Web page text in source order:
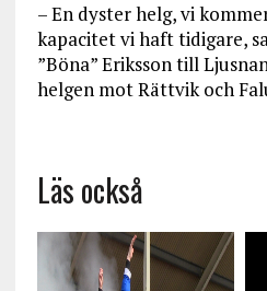
– En dyster helg, vi
kapacitet vi haft tidigare,
”Böna” Eriksson till
helgen mot Rättvik och
Läs också